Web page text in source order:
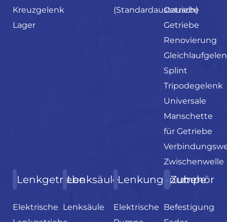
Kreuzgelenk
Lager
(Standardaustausch)
Getriebe
Getriebe
Renovierung
Splint
Tripodegelenk
Universale
Manschette
für Getriebe
Zwischenwelle
Lenkgetriebe
Elektrische
Lenksäule
Lenksäule
Lenkungspumpe
Elektrische
Zubehör
Befestigung